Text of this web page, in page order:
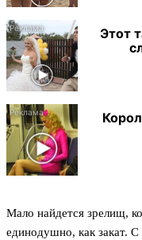
Этот
Мало найдется зрелищ,
единодушно, как закат.